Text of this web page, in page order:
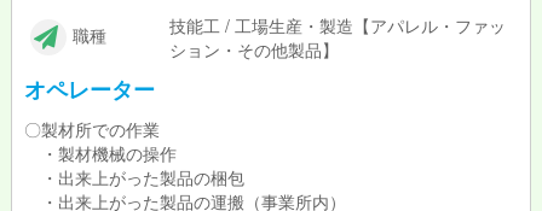
職種
技能工 / 工場生産・製造【アパレル・ファッ
ション・その他製品】
オペレーター
〇製材所での作業
・製材機械の操作
・出来上がった製品の梱包
・出来上がった製品の運搬（事業所内）